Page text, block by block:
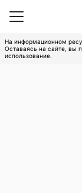
На информационном
Оставаясь на сайте, вы
использование.